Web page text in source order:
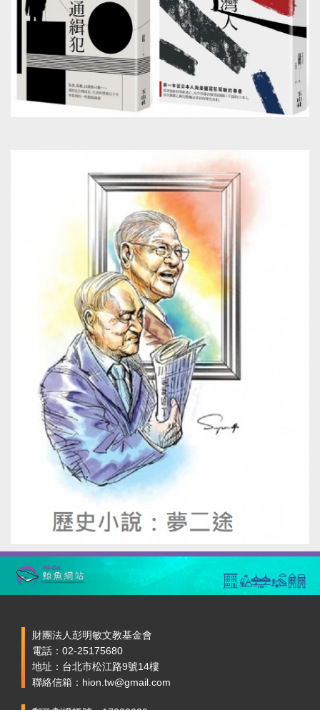
財團法人彭明敏文教基金會
電話：02-25175680
地址：台北市松江路9號14樓
聯絡信箱：hion.tw@gmail.com